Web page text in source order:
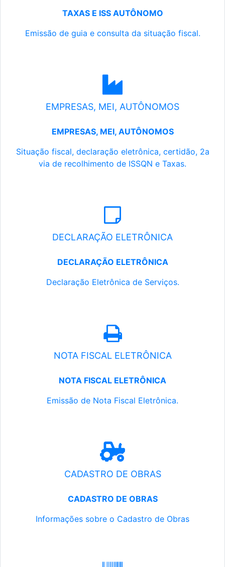
TAXAS E ISS AUTÔNOMO
Emissão de guia e consulta da situação fiscal.
EMPRESAS, MEI, AUTÔNOMOS
EMPRESAS, MEI, AUTÔNOMOS
Situação fiscal, declaração eletrônica, certidão, 2a
via de recolhimento de ISSQN e Taxas.
DECLARAÇÃO ELETRÔNICA
DECLARAÇÃO ELETRÔNICA
Declaração Eletrônica de Serviços.
NOTA FISCAL ELETRÔNICA
NOTA FISCAL ELETRÔNICA
Emissão de Nota Fiscal Eletrônica.
CADASTRO DE OBRAS
CADASTRO DE OBRAS
Informações sobre o Cadastro de Obras